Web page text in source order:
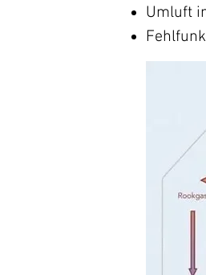
Umluft